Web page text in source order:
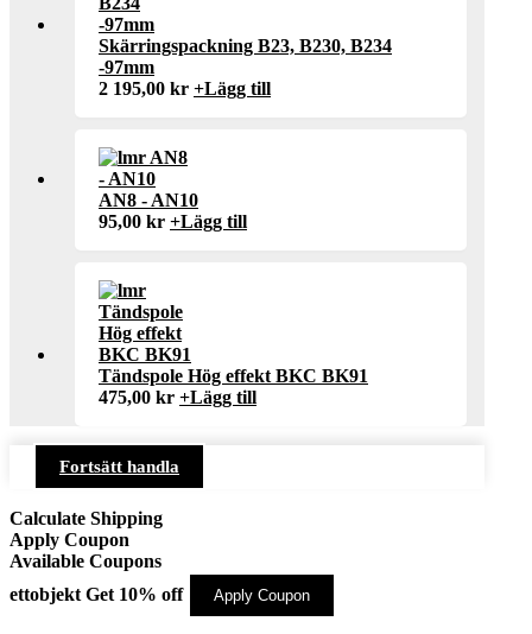
Skärringspackning B23, B230, B234
-97mm
2 195,00 kr +Lägg till
AN8 - AN10
95,00 kr +Lägg till
Tändspole Hög effekt BKC BK91
475,00 kr +Lägg till
Fortsätt handla
Calculate Shipping
Apply Coupon
Available Coupons
ettobjekt Get 10% off Apply Coupon